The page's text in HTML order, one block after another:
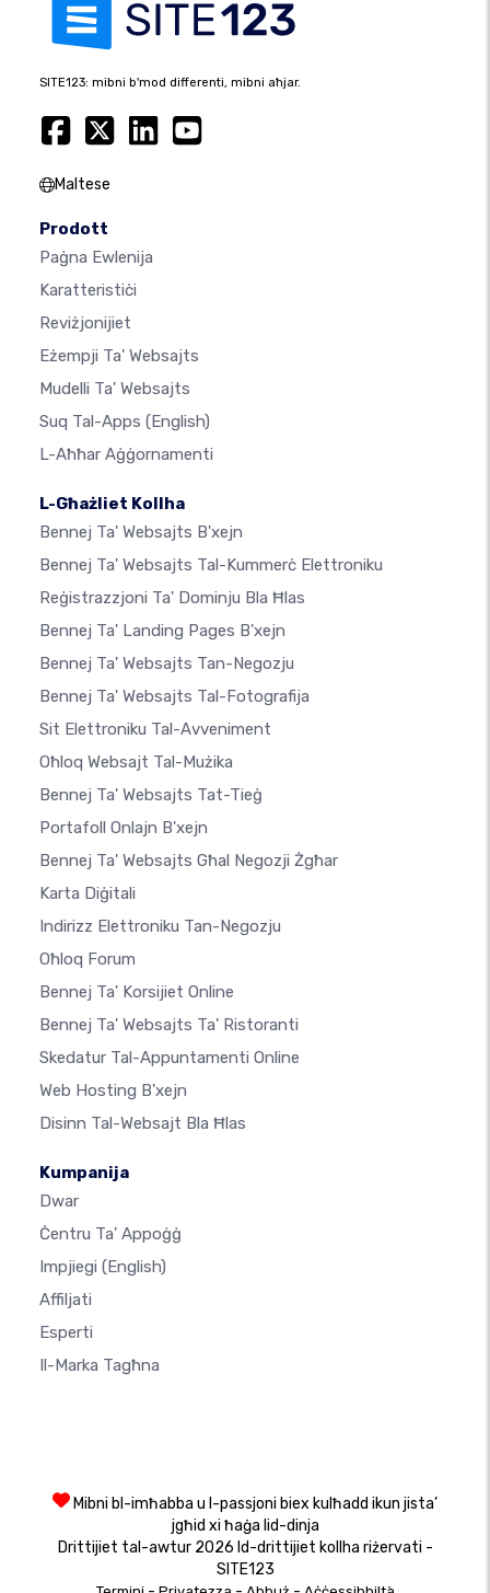
SITE123: mibni b'mod differenti, mibni aħjar.
Maltese
Prodott
Paġna Ewlenija
Karatteristiċi
Reviżjonijiet
Eżempji Ta' Websajts
Mudelli Ta' Websajts
Suq Tal-Apps (English)
L-Aħħar Aġġornamenti
L-Għażliet Kollha
Bennej Ta' Websajts B'xejn
Bennej Ta' Websajts Tal-Kummerċ Elettroniku
Reġistrazzjoni Ta' Dominju Bla Ħlas
Bennej Ta' Landing Pages B'xejn
Bennej Ta' Websajts Tan-Negozju
Bennej Ta' Websajts Tal-Fotografija
Sit Elettroniku Tal-Avveniment
Oħloq Websajt Tal-Mużika
Bennej Ta' Websajts Tat-Tieġ
Portafoll Onlajn B'xejn
Bennej Ta' Websajts Għal Negozji Żgħar
Karta Diġitali
Indirizz Elettroniku Tan-Negozju
Oħloq Forum
Bennej Ta' Korsijiet Online
Bennej Ta' Websajts Ta' Ristoranti
Skedatur Tal-Appuntamenti Online
Web Hosting B'xejn
Disinn Tal-Websajt Bla Ħlas
Kumpanija
Dwar
Ċentru Ta' Appoġġ
Impjiegi (English)
Affiljati
Esperti
Il-Marka Tagħna
Mibni bl-imħabba u l-passjoni biex kulħadd ikun jista’
jgħid xi ħaġa lid-dinja
Drittijiet tal-awtur 2026 Id-drittijiet kollha riżervati -
SITE123